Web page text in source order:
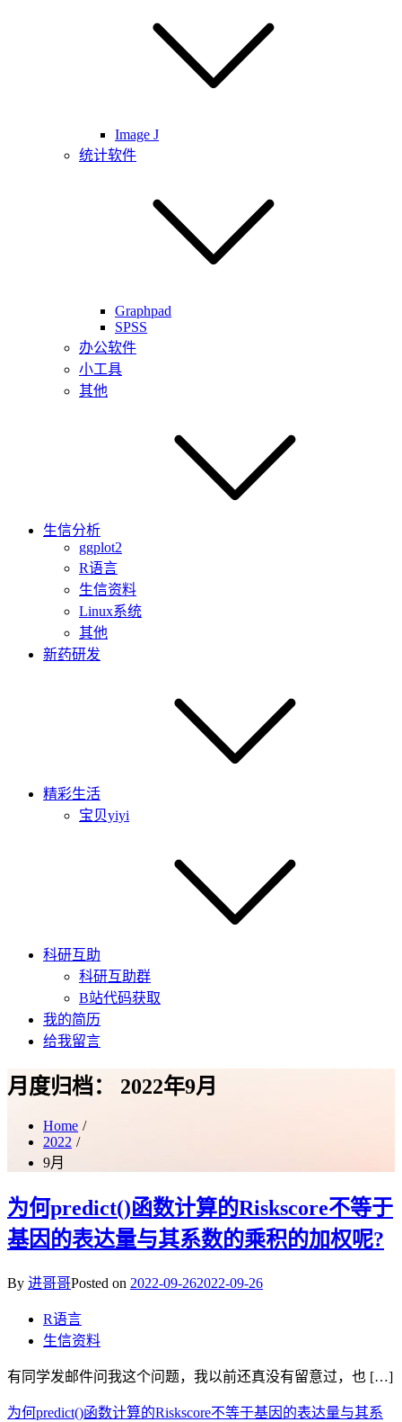
Image J
统计软件
Graphpad
SPSS
办公软件
小工具
其他
生信分析
ggplot2
R语言
生信资料
Linux系统
其他
新药研发
精彩生活
宝贝yiyi
科研互助
科研互助群
B站代码获取
我的简历
给我留言
月度归档： 2022年9月
Home
2022
9月
为何predict()函数计算的Riskscore不等于
基因的表达量与其系数的乘积的加权呢?
By 进哥哥Posted on 2022-09-262022-09-26
R语言
生信资料
有同学发邮件问我这个问题，我以前还真没有留意过，也 […]
为何predict()函数计算的Riskscore不等于基因的表达量与其系